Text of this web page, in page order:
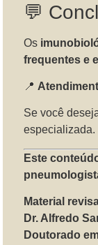
💬
Os
frequentes e
📍
Se você
especializada.
Este
Material
Dr. Alfredo
Doutorado